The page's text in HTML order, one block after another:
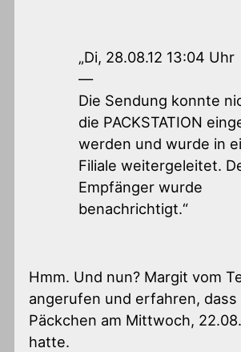
„Di, 28.08.12 13:04 Uhr
—
Die Sendung konnte
die PACKSTATION
werden und wurde in
Filiale weitergeleitet.
Empfänger wurde
benachrichtigt.“
Hmm. Und nun? Margit vom
angerufen und erfahren, dass
Päckchen am Mittwoch,
hatte.